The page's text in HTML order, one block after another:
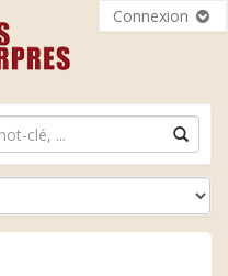
Connexion